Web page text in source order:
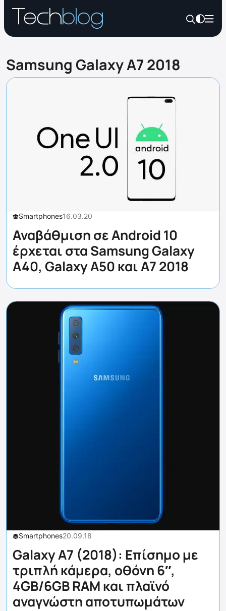
Samsung Galaxy A7 2018
Smartphones16.03.20
Αναβάθμιση σε Android 10
έρχεται στα Samsung Galaxy
A40, Galaxy A50 και A7 2018
Smartphones20.09.18
Galaxy A7 (2018): Επίσημο με
τριπλή κάμερα, οθόνη 6″,
4GB/6GB RAM και πλαϊνό
αναγνώστη αποτυπωμάτων